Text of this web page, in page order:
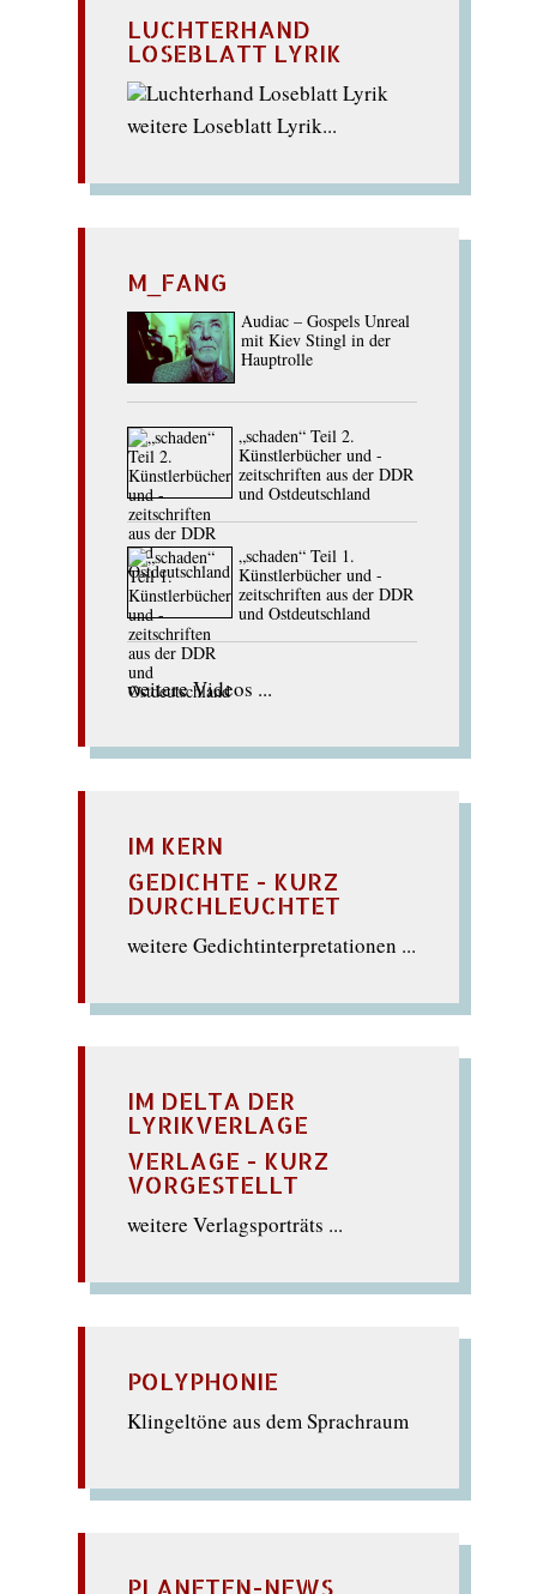
LUCHTERHAND
LOSEBLATT LYRIK
weitere Loseblatt Lyrik...
M_FANG
Audiac – Gospels Unreal
mit Kiev Stingl in der
Hauptrolle
„schaden“ Teil 2.
Künstlerbücher und -
zeitschriften aus der DDR
und Ostdeutschland
„schaden“ Teil 1.
Künstlerbücher und -
zeitschriften aus der DDR
und Ostdeutschland
weitere Videos ...
IM KERN
GEDICHTE - KURZ
DURCHLEUCHTET
weitere Gedichtinterpretationen ...
IM DELTA DER
LYRIKVERLAGE
VERLAGE - KURZ
VORGESTELLT
weitere Verlagsporträts ...
POLYPHONIE
Klingeltöne aus dem Sprachraum
PLANETEN-NEWS